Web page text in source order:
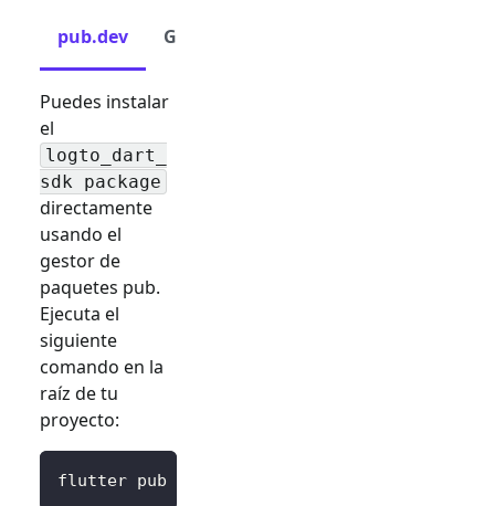
pub.dev GitHub
Puedes instalar
el
logto_dart_
sdk package
directamente
usando el
gestor de
paquetes pub.
Ejecuta el
siguiente
comando en la
raíz de tu
proyecto:
flutter pub